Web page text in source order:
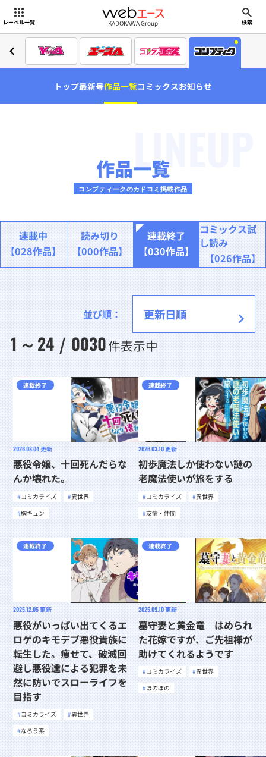
レーベル一覧 webエース
KADOKAWA Group 検索
トップ最新号作品一覧コミックスお知らせ
LINEUP
作品一覧
コンプティークのカドコミ掲載作品
連載中
【028作品】
読み切り
【000作品】
連載終了
【030作品】
コミックス試
し読み
【026作品】
1 ～ 24 / 0030件表示中
並び順：
連載終了
2026.08.04更新
悪役令嬢、十回死んだらな
んか壊れた。
コミカライズ
異世界
胸キュン
連載終了
2026.03.10更新
初歩魔法しか使わない謎の
老魔法使いが旅をする
コミカライズ
異世界
友情・仲間
連載終了
2025.12.05更新
悪役がいっぱい出てくるエ
ロゲのキモデブ悪役貴族に
転生した。痩せて、破滅回
避し悪役達による犯罪を未
然に防いでスローライフを
目指す
コミカライズ
異世界
なろう系
連載終了
2025.09.10更新
墓守妻と黄金竜 はめられ
た花嫁ですが、ご先祖様が
助けてくれるようです
コミカライズ
異世界
ほのぼの